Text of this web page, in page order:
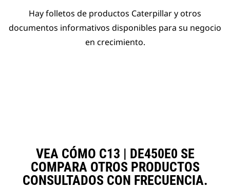
Hay folletos de productos Caterpillar y otros
documentos informativos disponibles para su negocio
en crecimiento.
VEA CÓMO C13 | DE450E0 SE
COMPARA OTROS PRODUCTOS
CONSULTADOS CON FRECUENCIA.